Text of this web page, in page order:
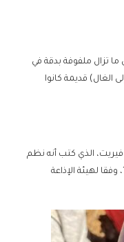
ما تزال ملفوفة بدقة في
الغال) قديمة كانوا
فيريت، الذي كتب أنه نظم
حفريات في موقع Cité de Limes في يناير 1825، وفقا لهيئة الإذاعة